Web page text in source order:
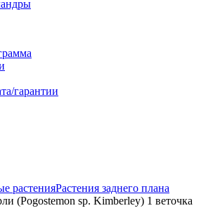
гарантии
растенияРастения заднего плана
(Pogostemon sp. Kimberley) 1 веточка